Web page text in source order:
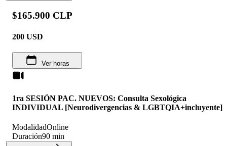
$165.900 CLP
200 USD
Ver horas
1ra SESIÓN PAC. NUEVOS: Consulta Sexológica
INDIVIDUAL [Neurodivergencias & LGBTQIA+incluyente]
ModalidadOnline
Duración90 min